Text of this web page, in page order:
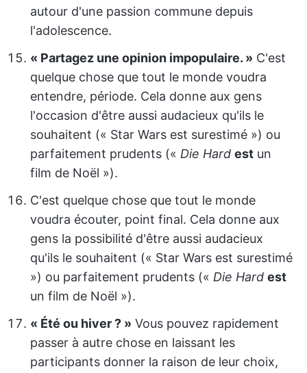
autour d'une passion commune depuis
l'adolescence.
« Partagez une opinion impopulaire. » C'est
quelque chose que tout le monde voudra
entendre, période. Cela donne aux gens
l'occasion d'être aussi audacieux qu'ils le
souhaitent (« Star Wars est surestimé ») ou
parfaitement prudents (« Die Hard est un
film de Noël »).
C'est quelque chose que tout le monde
voudra écouter, point final. Cela donne aux
gens la possibilité d'être aussi audacieux
qu'ils le souhaitent (« Star Wars est surestimé
») ou parfaitement prudents (« Die Hard est
un film de Noël »).
« Été ou hiver ? » Vous pouvez rapidement
passer à autre chose en laissant les
participants donner la raison de leur choix,